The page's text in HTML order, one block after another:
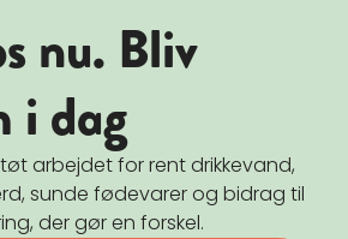
nu. Bliv
i dag
arbejdet for rent drikkevand,
sunde fødevarer og bidrag til
der gør en forskel.